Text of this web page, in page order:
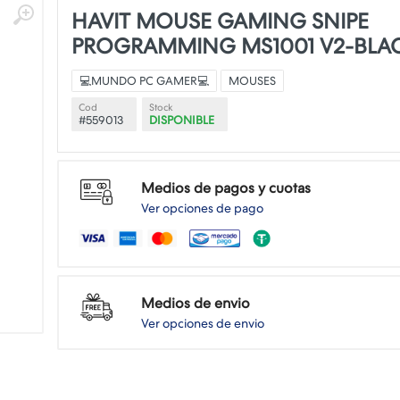
HAVIT MOUSE GAMING SNIPE
PROGRAMMING MS1001 V2-
💻MUNDO PC GAMER💻 MOUSES
Cod
#559013
Stock
DISPONIBLE
Medios de pagos y cuotas
Ver opciones de pago
Medios de envio
Ver opciones de envio